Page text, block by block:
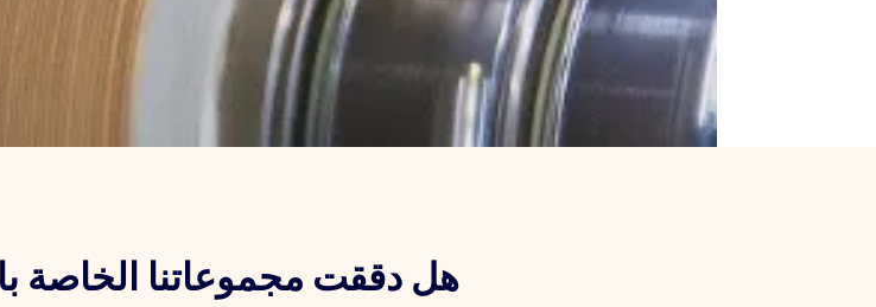
هل دققت مجموعاتنا الخاصة